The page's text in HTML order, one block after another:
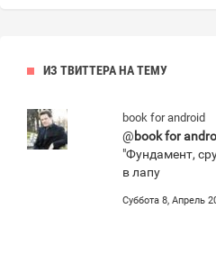
ИЗ ТВИТТЕРА НА ТЕМУ
book for android
@book for
"Фундамент,
в лапу
Суббота 8, Апрель